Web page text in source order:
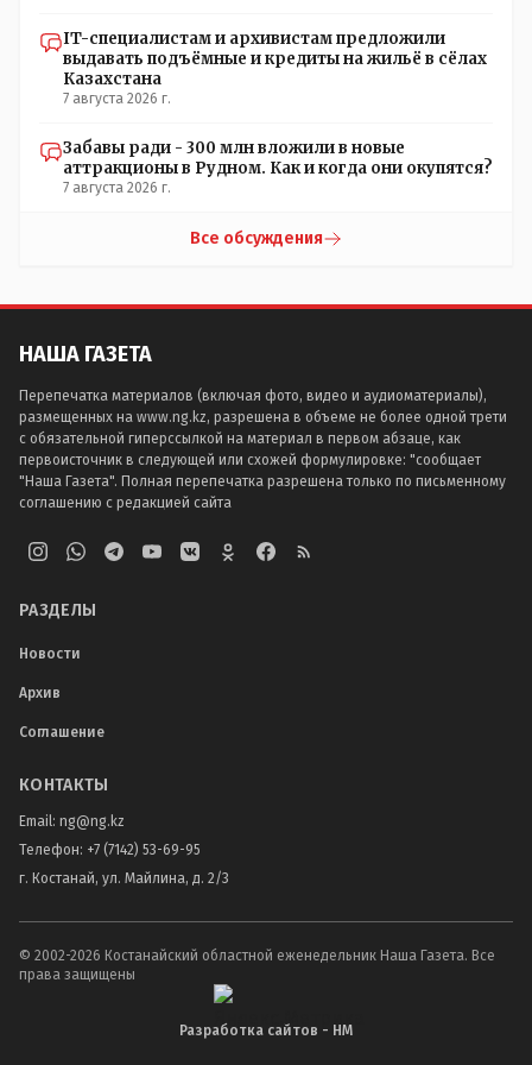
IT-специалистам и архивистам предложили
выдавать подъёмные и кредиты на жильё в сёлах
Казахстана
7 августа 2026 г.
Забавы ради - 300 млн вложили в новые
аттракционы в Рудном. Как и когда они окупятся?
7 августа 2026 г.
Все обсуждения
НАША ГАЗЕТА
Перепечатка материалов (включая фото, видео и аудиоматериалы),
размещенных на www.ng.kz, разрешена в объеме не более одной трети
с обязательной гиперссылкой на материал в первом абзаце, как
первоисточник в следующей или схожей формулировке: "сообщает
"Наша Газета". Полная перепечатка разрешена только по письменному
соглашению с редакцией сайта
РАЗДЕЛЫ
Новости
Архив
Соглашение
КОНТАКТЫ
Email: ng@ng.kz
Телефон: +7 (7142) 53-69-95
г. Костанай, ул. Майлина, д. 2/3
© 2002-2026 Костанайский областной еженедельник Наша Газета. Все
права защищены
Разработка сайтов - НМ